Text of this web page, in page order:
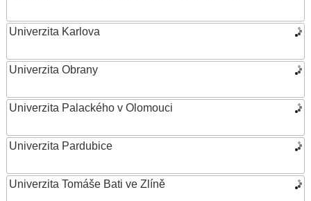
Univerzita Karlova
Univerzita Obrany
Univerzita Palackého v Olomouci
Univerzita Pardubice
Univerzita Tomáše Bati ve Zlíně